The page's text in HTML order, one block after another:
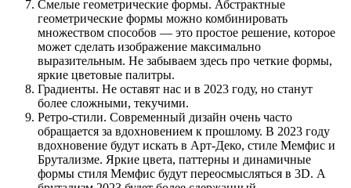
Смелые геометрические формы. Абстрактные
геометрические формы можно комбинировать
множеством способов — это простое решение, которое
может сделать изображение максимально
выразительным. Не забываем здесь про четкие формы,
яркие цветовые палитры.
Градиенты. Не оставят нас и в 2023 году, но станут
более сложными, текучими.
Ретро-стили. Современный дизайн очень часто
обращается за вдохновением к прошлому. В 2023 году
вдохновение будут искать в Арт-Деко, стиле Мемфис и
Брутализме. Яркие цвета, паттерны и динамичные
формы стиля Мемфис будут переосмысляться в 3D. А